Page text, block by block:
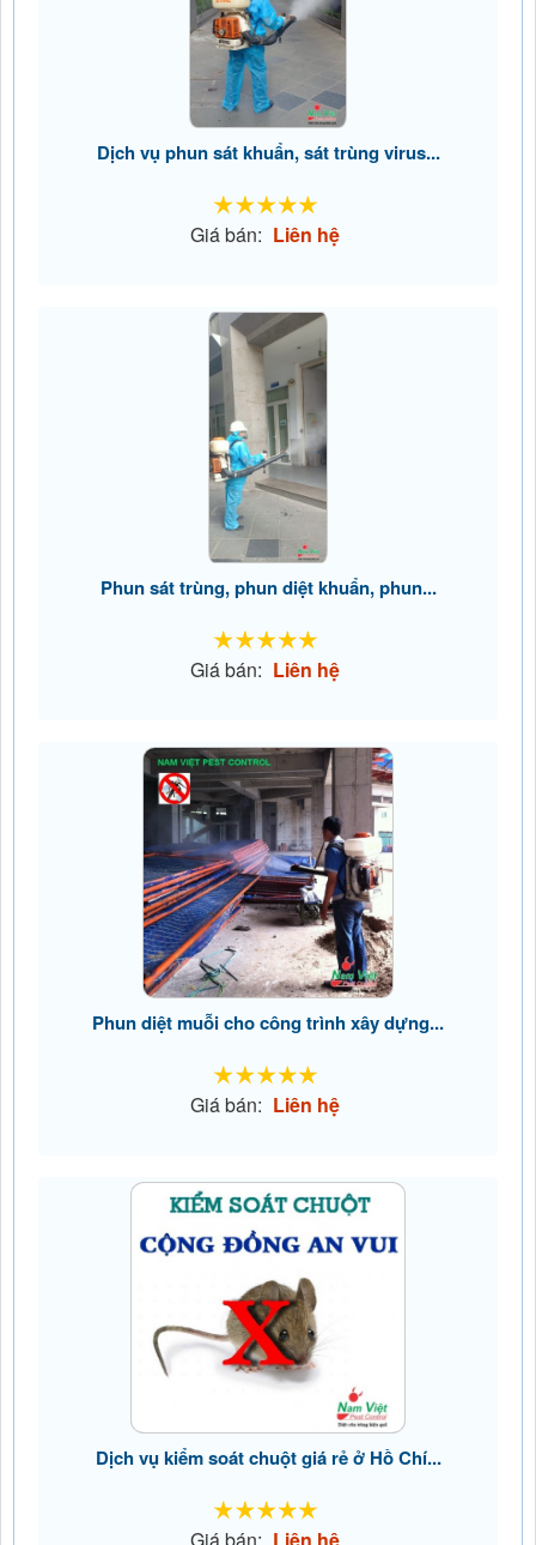
Dịch vụ phun sát khuẩn, sát trùng virus...
Giá bán: Liên hệ
Phun sát trùng, phun diệt khuẩn, phun...
Giá bán: Liên hệ
Phun diệt muỗi cho công trình xây dựng...
Giá bán: Liên hệ
Dịch vụ kiểm soát chuột giá rẻ ở Hồ Chí...
Giá bán: Liên hệ